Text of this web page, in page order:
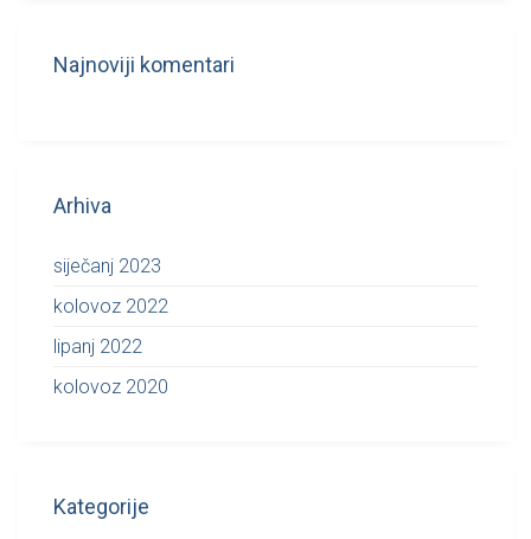
Najnoviji komentari
Arhiva
siječanj 2023
kolovoz 2022
lipanj 2022
kolovoz 2020
Kategorije